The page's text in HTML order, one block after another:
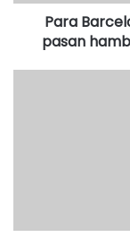
EL AUDIO DE LA
Para
pasan